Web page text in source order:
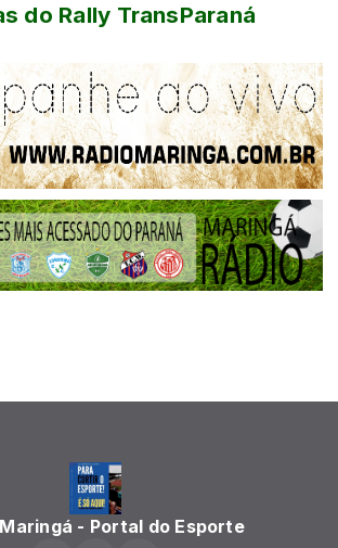
do Rally TransParaná
- Portal do Esporte